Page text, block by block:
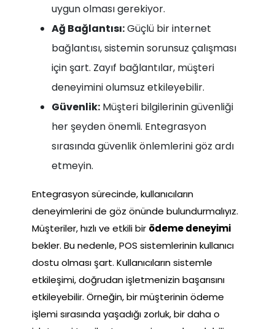
uygun olması gerekiyor.
Ağ Bağlantısı:Güçlü bir internet
bağlantısı, sistemin sorunsuz çalışması
için şart. Zayıf bağlantılar, müşteri
deneyimini olumsuz etkileyebilir.
Güvenlik: Müşteri bilgilerinin güvenliği
her şeyden önemli. Entegrasyon
sırasında güvenlik önlemlerini göz ardı
etmeyin.
Entegrasyon sürecinde, kullanıcıların
deneyimlerini de göz önünde bulundurmalıyız.
Müşteriler, hızlı ve etkili bir ödeme deneyimi
bekler. Bu nedenle, POS sistemlerinin kullanıcı
dostu olması şart. Kullanıcıların sistemle
etkileşimi, doğrudan işletmenizin başarısını
etkileyebilir. Örneğin, bir müşterinin ödeme
işlemi sırasında yaşadığı zorluk, bir daha o